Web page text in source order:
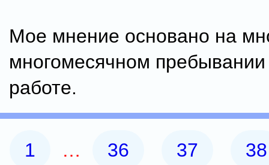
Мое мнение основано на
многомесячном
работе.
1 … 36 37 38